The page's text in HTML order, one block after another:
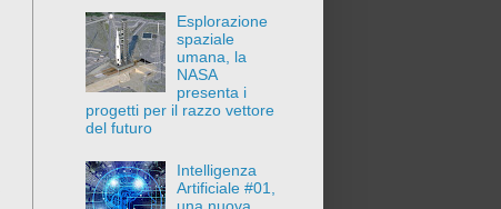
Esplorazione
spaziale
umana, la
NASA
presenta i
progetti per il razzo vettore
del futuro
Intelligenza
Artificiale #01,